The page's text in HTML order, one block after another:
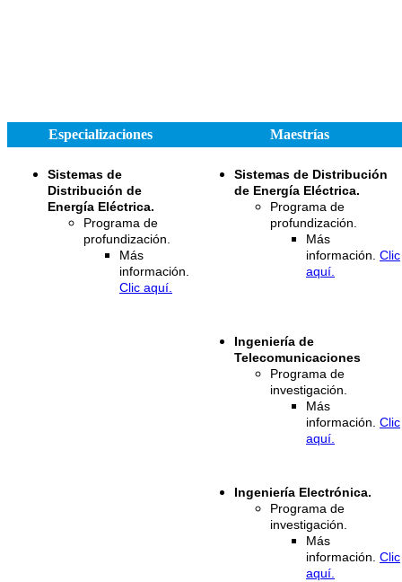
Especializaciones Maestrías
Sistemas de
Distribución de
Energía Eléctrica.
Programa de
profundización.
Más
información.
Clic aquí.
Sistemas de Distribución
de Energía Eléctrica.
Programa de
profundización.
Más
información. Clic
aquí.
Ingeniería de
Telecomunicaciones
Programa de
investigación.
Más
información. Clic
aquí.
Ingeniería Electrónica.
Programa de
investigación.
Más
información. Clic
aquí.